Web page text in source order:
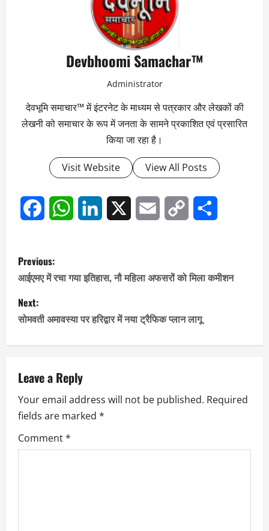
Devbhoomi Samachar™
Administrator
देवभूमि समाचार™ में इंटरनेट के माध्यम से पत्रकार और लेखकों की
लेखनी को समाचार के रूप में जनता के सामने प्रकाशित एवं प्रसारित
किया जा रहा है।
Visit Website View All Posts
FacebookWhatsAppLinkedIn Email
Copy
P
o
s
t
a
v
i
g
Previous:
आईएमए में रचा गया इतिहास, नौ महिला अफसरों को मिला कमीशन
Next:
सोमवती अमावस्या पर हरिद्वार में नया ट्रैफिक प्लान लागू
Leave a Reply
Your email address will not be published. Required
fields are marked *
Comment*